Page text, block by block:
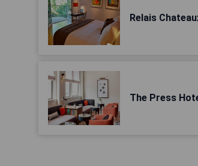
Relais
The Press